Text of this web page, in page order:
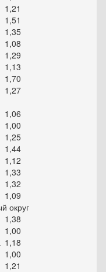
1,21
1,51
1,35
1,08
1,29
1,13
1,70
1,27
1,06
1,00
1,25
1,44
1,12
1,33
1,32
1,09
округ
1,38
1,00
1,18
1,00
1,21